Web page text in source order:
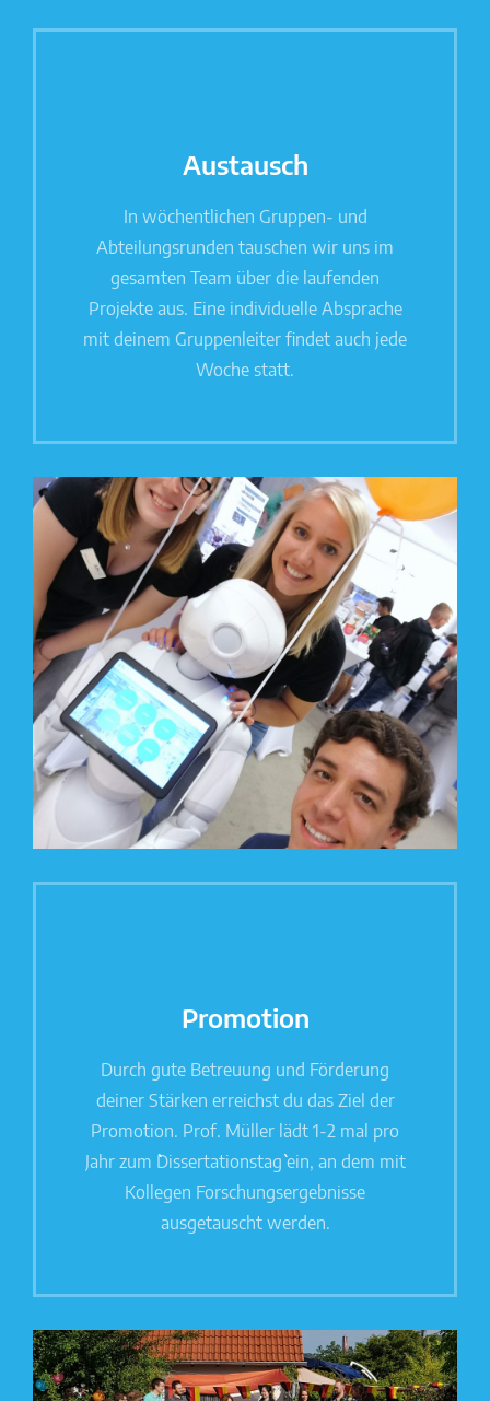
Austausch
In wöchentlichen Gruppen- und
Abteilungsrunden tauschen wir uns im
gesamten Team über die laufenden
Projekte aus. Eine individuelle Absprache
mit deinem Gruppenleiter findet auch jede
Woche statt.
Promotion
Durch gute Betreuung und Förderung
deiner Stärken erreichst du das Ziel der
Promotion. Prof. Müller lädt 1-2 mal pro
Jahr zum ``Dissertationstag`` ein, an dem mit
Kollegen Forschungsergebnisse
ausgetauscht werden.